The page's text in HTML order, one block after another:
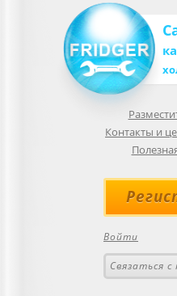
Контакты и
Войти
Связаться с